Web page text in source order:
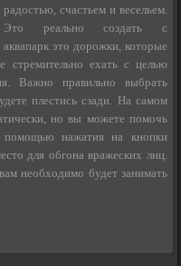
радостью, счастьем и весельем.
Это реально создать с
это дорожки, которые
ехать с целью
Важно правильно выбрать
плестись сзади. На самом
но вы можете помочь
нажатия на кнопки
для обгона вражеских лиц.
необходимо будет занимать